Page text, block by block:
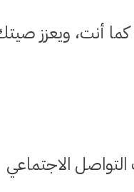
أنت، ويعزز
الاجتماعي